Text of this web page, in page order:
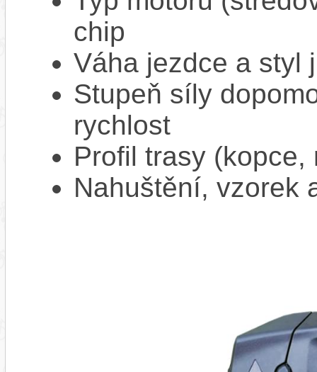
chip
Váha jezdce a styl
Stupeň síly
rychlost
Profil trasy
Nahuštění, vzorek